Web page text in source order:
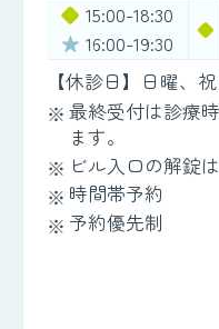
【休診日】日曜、祝
◆ 15:00-18:30
★ 16:00-19:30
◆
最終受付は診療
ます。
ビル入口の解錠
時間帯予約
予約優先制